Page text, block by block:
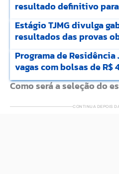
resultado definitivo para
Estágio TJMG divulga
resultados das provas
Programa de Residência
vagas com bolsas de R$
Como será a seleção do
CONTINUA DEPOIS